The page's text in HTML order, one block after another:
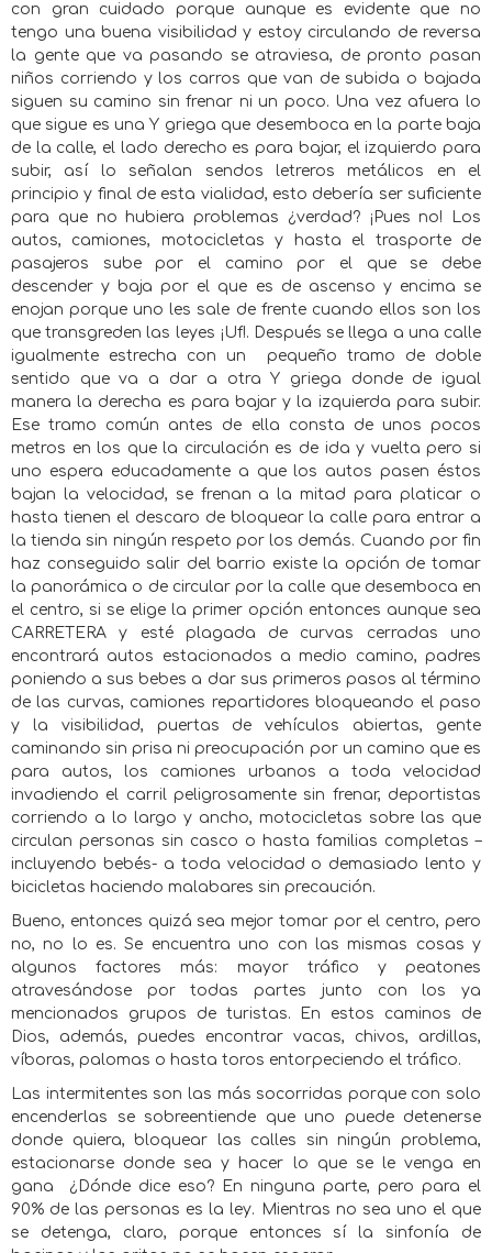
con gran cuidado porque aunque es evidente que no
tengo una buena visibilidad y estoy circulando de reversa
la gente que va pasando se atraviesa, de pronto pasan
niños corriendo y los carros que van de subida o bajada
siguen su camino sin frenar ni un poco. Una vez afuera lo
que sigue es una Y griega que desemboca en la parte baja
de la calle, el lado derecho es para bajar, el izquierdo para
subir, así lo señalan sendos letreros metálicos en el
principio y final de esta vialidad, esto debería ser suficiente
para que no hubiera problemas ¿verdad? ¡Pues no! Los
autos, camiones, motocicletas y hasta el trasporte de
pasajeros sube por el camino por el que se debe
descender y baja por el que es de ascenso y encima se
enojan porque uno les sale de frente cuando ellos son los
que transgreden las leyes ¡Uf!. Después se llega a una calle
igualmente estrecha con un
pequeño tramo de doble
sentido que va a dar a otra Y griega donde de igual
manera la derecha es para bajar y la izquierda para subir.
Ese tramo común antes de ella consta de unos pocos
metros en los que la circulación es de ida y vuelta pero si
uno espera educadamente a que los autos pasen éstos
bajan la velocidad, se frenan a la mitad para platicar o
hasta tienen el descaro de bloquear la calle para entrar a
la tienda sin ningún respeto por los demás. Cuando por fin
haz conseguido salir del barrio existe la opción de tomar
la panorámica o de circular por la calle que desemboca en
el centro, si se elige la primer opción entonces aunque sea
CARRETERA y esté plagada de curvas cerradas uno
encontrará autos estacionados a medio camino, padres
poniendo a sus bebes a dar sus primeros pasos al término
de las curvas, camiones repartidores bloqueando el paso
y la visibilidad, puertas de vehículos abiertas, gente
caminando sin prisa ni preocupación por un camino que es
para autos, los camiones urbanos a toda velocidad
invadiendo el carril peligrosamente sin frenar, deportistas
corriendo a lo largo y ancho, motocicletas sobre las que
circulan personas sin casco o hasta familias completas –
incluyendo bebés- a toda velocidad o demasiado lento y
bicicletas haciendo malabares sin precaución.
Bueno, entonces quizá sea mejor tomar por el centro, pero
no, no lo es. Se encuentra uno con las mismas cosas y
algunos factores más: mayor tráfico y peatones
atravesándose por todas partes junto con los ya
mencionados grupos de turistas. En estos caminos de
Dios, además, puedes encontrar vacas, chivos, ardillas,
víboras, palomas o hasta toros entorpeciendo el tráfico.
Las intermitentes son las más socorridas porque con solo
encenderlas se sobreentiende que uno puede detenerse
donde quiera, bloquear las calles sin ningún problema,
estacionarse donde sea y hacer lo que se le venga en
gana
¿Dónde dice eso? En ninguna parte, pero para el
90% de las personas es la ley. Mientras no sea uno el que
se detenga, claro, porque entonces sí la sinfonía de